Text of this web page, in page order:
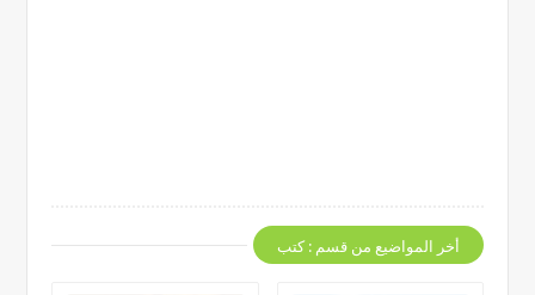
أخر المواضيع من قسم : كتب